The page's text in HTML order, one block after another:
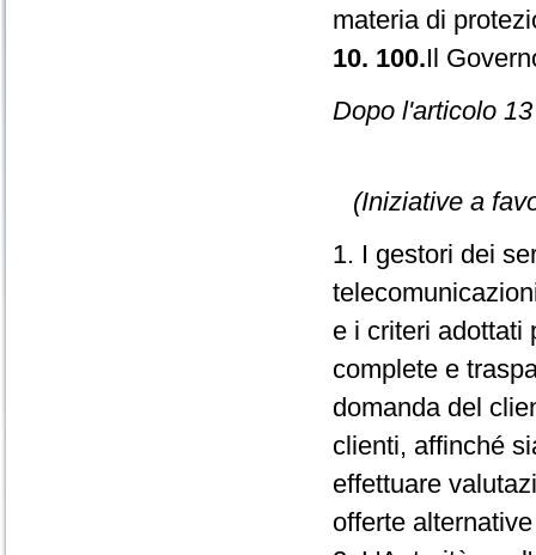
materia di
10. 100.Il
Dopo l'articolo
(Iniziative a
1. I gestori dei
e i criteri adottati
complete e
domanda del
clienti, affinché
effettuare
offerte